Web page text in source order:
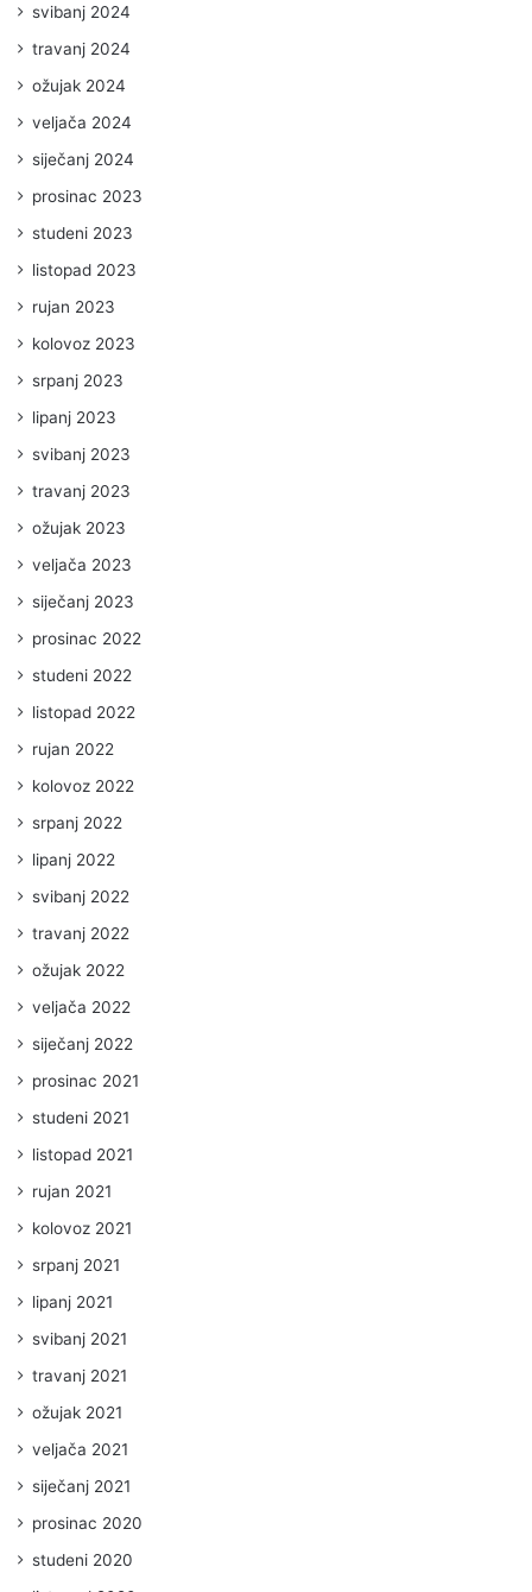
svibanj 2024
travanj 2024
ožujak 2024
veljača 2024
siječanj 2024
prosinac 2023
studeni 2023
listopad 2023
rujan 2023
kolovoz 2023
srpanj 2023
lipanj 2023
svibanj 2023
travanj 2023
ožujak 2023
veljača 2023
siječanj 2023
prosinac 2022
studeni 2022
listopad 2022
rujan 2022
kolovoz 2022
srpanj 2022
lipanj 2022
svibanj 2022
travanj 2022
ožujak 2022
veljača 2022
siječanj 2022
prosinac 2021
studeni 2021
listopad 2021
rujan 2021
kolovoz 2021
srpanj 2021
lipanj 2021
svibanj 2021
travanj 2021
ožujak 2021
veljača 2021
siječanj 2021
prosinac 2020
studeni 2020